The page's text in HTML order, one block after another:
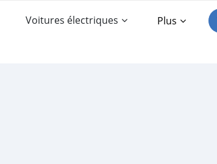
Voitures électriques Plus